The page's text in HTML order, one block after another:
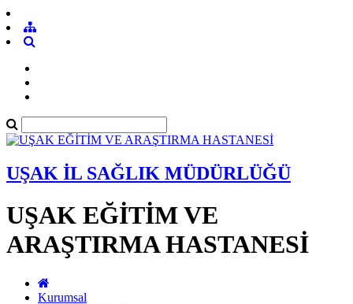
UŞAK İL SAĞLIK MÜDÜRLÜĞÜ
UŞAK EĞİTİM VE
ARAŞTIRMA HASTANESİ
Kurumsal